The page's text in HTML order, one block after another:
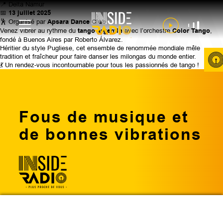
📍 Delta Namur
📅13 juillet 2025
🕺 Organisé parApsara Dance Club
Venez vibrer au rythme dutango argentinavec l’orchestreColor Tango,
fondé à Buenos Aires par Roberto Álvarez.
Héritier du style Pugliese, cet ensemble de renommée mondiale mêle
tradition et fraîcheur pour faire danser les milongas du monde entier.
💃 Un rendez-vous incontournable pour tous les passionnés de tango !
Fous de musique et
de bonnes vibrations